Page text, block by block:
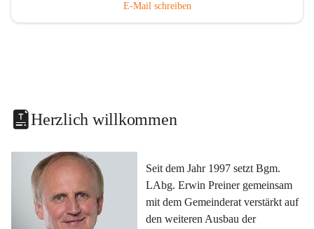
E-Mail schreiben
Herzlich willkommen
Seit dem Jahr 1997 setzt Bgm.
LAbg. Erwin Preiner gemeinsam
mit dem Gemeinderat verstärkt auf
den weiteren Ausbau der